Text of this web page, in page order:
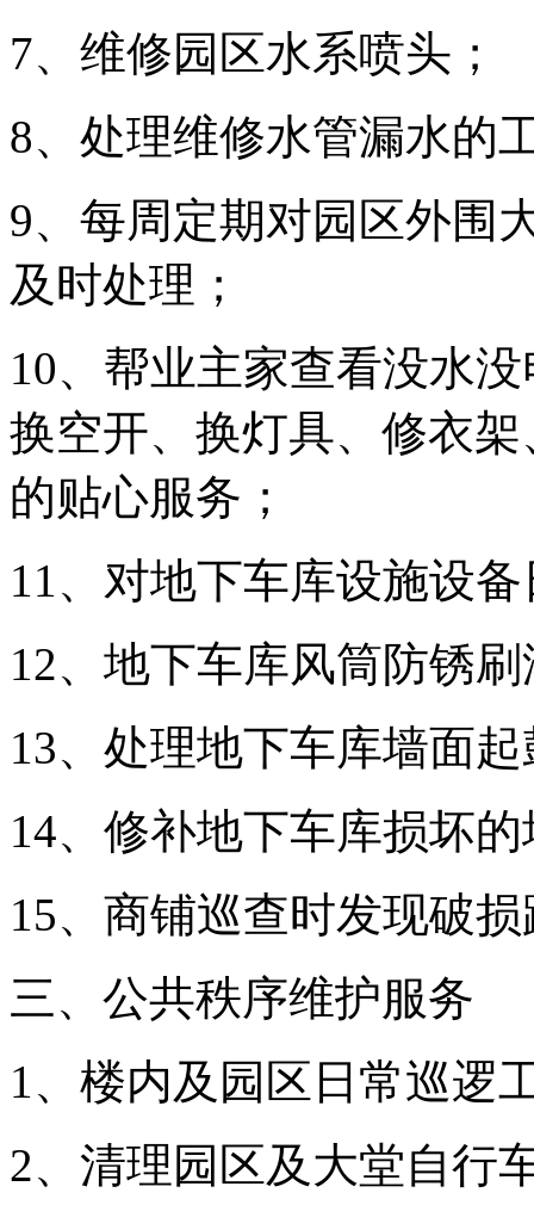
7、维修园区水系喷头；
8、处理维修水管漏水的
9、每周定期对园区外围
及时处理；
10、帮业主家查看没水
换空开、换灯具、修衣
的贴心服务；
11、对地下车库设施设
12、地下车库风筒防锈
13、处理地下车库墙面
14、修补地下车库损坏
15、商铺巡查时发现破
三、公共秩序维护服务
1、楼内及园区日常巡逻
2、清理园区及大堂自行